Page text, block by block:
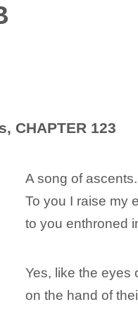
CHAPTER 123
A song of ascents.
To you I raise my
to you enthroned
Yes, like the eyes
on the hand of